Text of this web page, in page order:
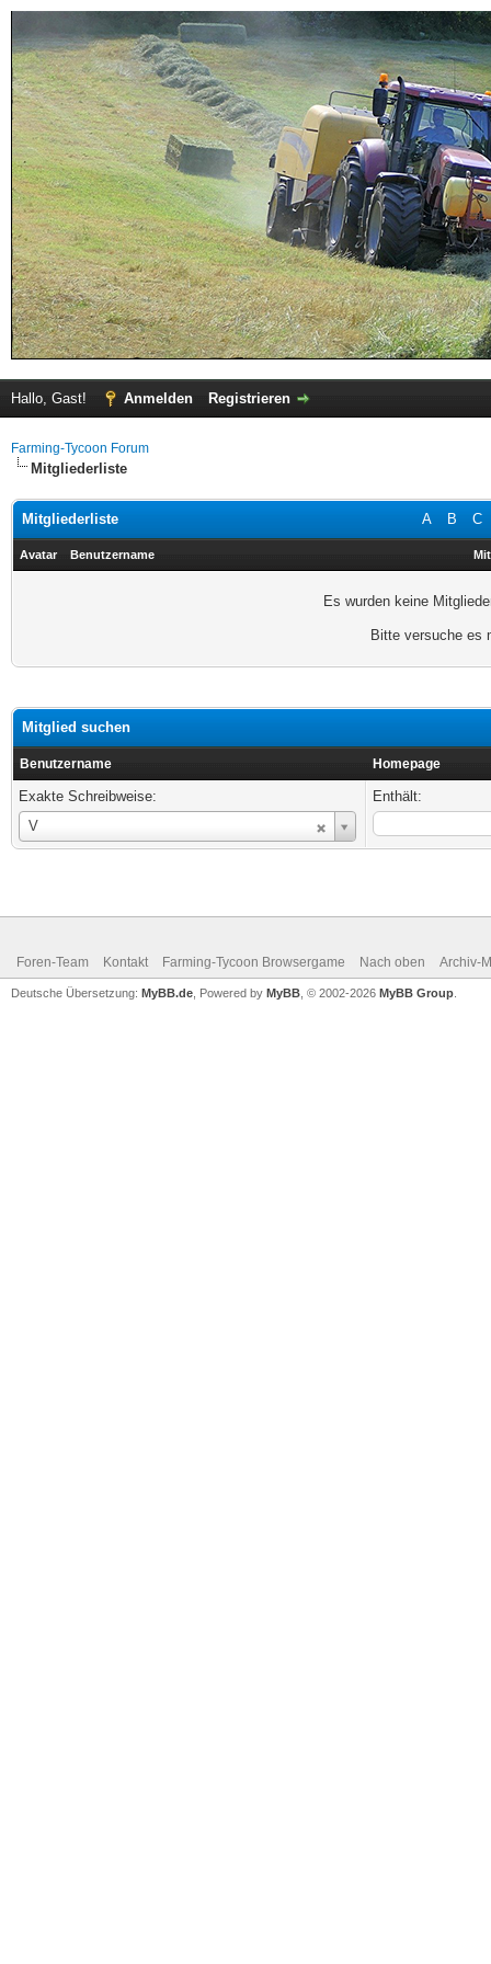
Hallo, Gast! Anmelden Registrieren
Farming-Tycoon Forum
Mitgliederliste
A B C
Mitgliederliste
Avatar Benutzername
Es wurden keine
Bitte versuche es
Mitglied suchen
Benutzername Homepage
Exakte Schreibweise:
V
Benutzername
Enthält:
Foren-Team Kontakt Farming-Tycoon Browsergame Nach oben Archiv-
Deutsche Übersetzung: MyBB.de , Powered by MyBB , © 2002-2026 MyBB Group